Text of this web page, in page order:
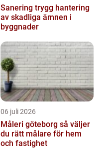
Sanering trygg hantering
av skadliga ämnen i
byggnader
06 juli 2026
Måleri göteborg så väljer
du rätt målare för hem
och fastighet